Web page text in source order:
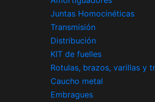
Juntas Homocinéticas
Transmisión
Distribución
KIT de fuelles
Rotulas, brazos, varillas y
Caucho metal
Embragues